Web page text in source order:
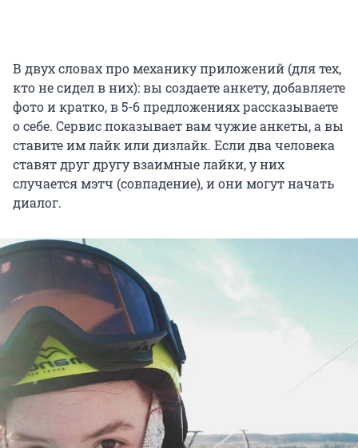
В двух словах про механику приложений (для тех,
кто не сидел в них): вы создаете анкету, добавляете
фото и кратко, в 5-6 предложениях рассказываете
о себе. Сервис показывает вам чужие анкеты, а вы
ставите им лайк или дизлайк. Если два человека
ставят друг другу взаимные лайки, у них
случается мэтч (совпадение), и они могут начать
диалог.